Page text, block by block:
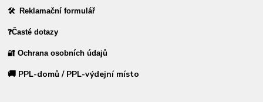
🛠 Reklamační formulář
❓Časté dotazy
🔐 Ochrana osobních údajů
🚚 PPL-domů / PPL-výdejní místo